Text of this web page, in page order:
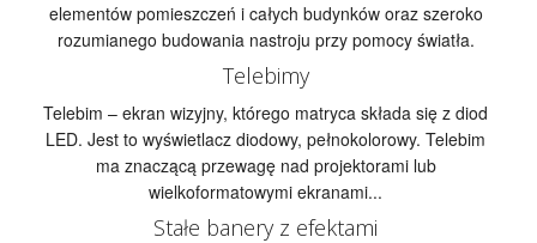
elementów pomieszczeń i całych budynków oraz szeroko
rozumianego budowania nastroju przy pomocy światła.
Telebimy
Telebim – ekran wizyjny, którego matryca składa się z diod
LED. Jest to wyświetlacz diodowy, pełnokolorowy. Telebim
ma znaczącą przewagę nad projektorami lub
wielkoformatowymi ekranami...
Stałe banery z efektami